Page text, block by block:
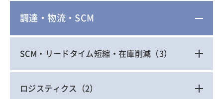
調達・物流・SCM
SCM・リードタイム短縮・在庫削減 （3）
ロジスティクス （2）